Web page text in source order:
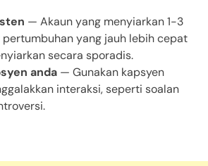
— Akaun yang menyiarkan 1-3
yang jauh lebih cepat
secara sporadis.
anda — Gunakan kapsyen
interaksi, seperti soalan